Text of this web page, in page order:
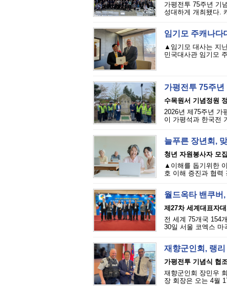
가평전투 75주년 기
성대하게 개최됐다.
임기모 주캐나다
▲임기모 대사는 지
민국대사관 임기모
가평전투 75주
수목원서 기념정원
2026년 제75주년 가
이 가평석과 한국전
늘푸른 장년회,
청년 자원봉사자 모
▲이해를 돕기위한
호 이해 증진과 협력
월드옥타 밴쿠버
제27차 세계대표자
전 세계 75개국 154
30일 서울 코엑스 마
재향군인회, 랭
가평전투 기념식 협
재향군인회 장민우
장 회장은 오는 4월